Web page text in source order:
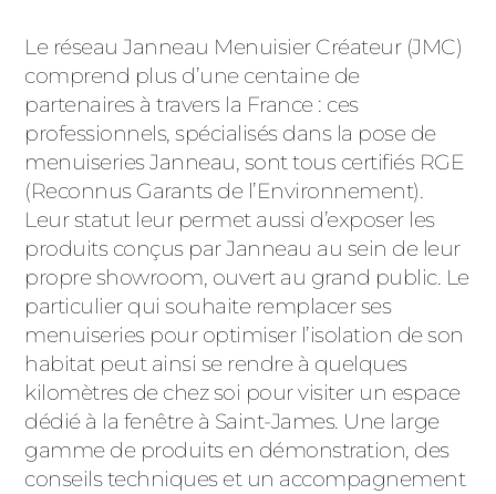
Le réseau Janneau Menuisier Créateur (JMC)
comprend plus d’une centaine de
partenaires à travers la France : ces
professionnels, spécialisés dans la pose de
menuiseries Janneau, sont tous certifiés RGE
(Reconnus Garants de l’Environnement).
Leur statut leur permet aussi d’exposer les
produits conçus par Janneau au sein de leur
propre showroom, ouvert au grand public. Le
particulier qui souhaite remplacer ses
menuiseries pour optimiser l’isolation de son
habitat peut ainsi se rendre à quelques
kilomètres de chez soi pour visiter un espace
dédié à la fenêtre à Saint-James. Une large
gamme de produits en démonstration, des
conseils techniques et un accompagnement